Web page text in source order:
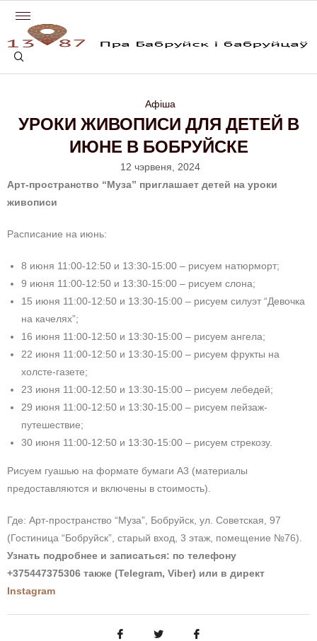
Афіша
УРОКИ ЖИВОПИСИ ДЛЯ ДЕТЕЙ В
ИЮНЕ В БОБРУЙСКЕ
12 чэрвеня, 2024
Арт-пространство “Муза” приглашает детей на уроки
живописи
Расписание на июнь:
8 июня 11:00-12:50 и 13:30-15:00 – рисуем натюрморт;
9 июня 11:00-12:50 и 13:30-15:00 – рисуем слона;
15 июня 11:00-12:50 и 13:30-15:00 – рисуем силуэт “Девочка
на качелях”;
16 июня 11:00-12:50 и 13:30-15:00 – рисуем ангела;
22 июня 11:00-12:50 и 13:30-15:00 – рисуем фрукты на
холсте-газете;
23 июня 11:00-12:50 и 13:30-15:00 – рисуем лебедей;
29 июня 11:00-12:50 и 13:30-15:00 – рисуем пейзаж-
путешествие;
30 июня 11:00-12:50 и 13:30-15:00 – рисуем стрекозу.
Рисуем гуашью на формате бумаги А3 (материалы
предоставляются и включены в стоимость).
Где: Арт-пространство “Муза”, Бобруйск, ул. Советская, 97
(Гостиница “Бобруйск”, старый вход, 3 этаж, помещение №76).
Узнать подробнее и записаться: по телефону
+375447375306 также (Telegram, Viber) или в директ
Instagram